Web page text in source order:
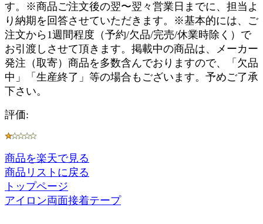
す。※商品ご注文後の翌〜翌々営業日までに、担当よ
り納期を回答させていただきます。※基本的には、ご
注文から1週間程度（予約/欠品/完売/休業時除く）で
お引渡しさせて頂きます。掲載中の商品は、メーカー
発注（取寄）商品を多数含んでおりますので、「欠品
中」「生産終了」等の場合もございます。予めご了承
下さい。
評価:
商品を楽天で見る
商品リストに戻る
トップページ
アイロン両面接着テープ